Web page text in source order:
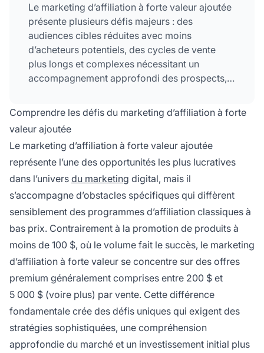
Le marketing d’affiliation à forte valeur ajoutée
présente plusieurs défis majeurs : des
audiences cibles réduites avec moins
d’acheteurs potentiels, des cycles de vente
plus longs et complexes nécessitant un
accompagnement approfondi des prospects,
expérimentés recherchant des commissions
élevées, et des exigences d’entrée plus strictes
telles qu’une présence en ligne établie et du
contenu crédible. La réussite exige un
positionnement stratégique, la construction de
la confiance et des approches marketing
sophistiquées.
Comprendre les défis du marketing d’affiliation à forte
valeur ajoutée
Le marketing d’affiliation à forte valeur ajoutée
représente l’une des opportunités les plus lucratives
dans l’univers du marketing digital, mais il
s’accompagne d’obstacles spécifiques qui diffèrent
sensiblement des programmes d’affiliation classiques à
bas prix. Contrairement à la promotion de produits à
moins de 100 $, où le volume fait le succès, le marketing
d’affiliation à forte valeur se concentre sur des offres
premium généralement comprises entre 200 $ et
5 000 $ (voire plus) par vente. Cette différence
fondamentale crée des défis uniques qui exigent des
stratégies sophistiquées, une compréhension
approfondie du marché et un investissement initial plus